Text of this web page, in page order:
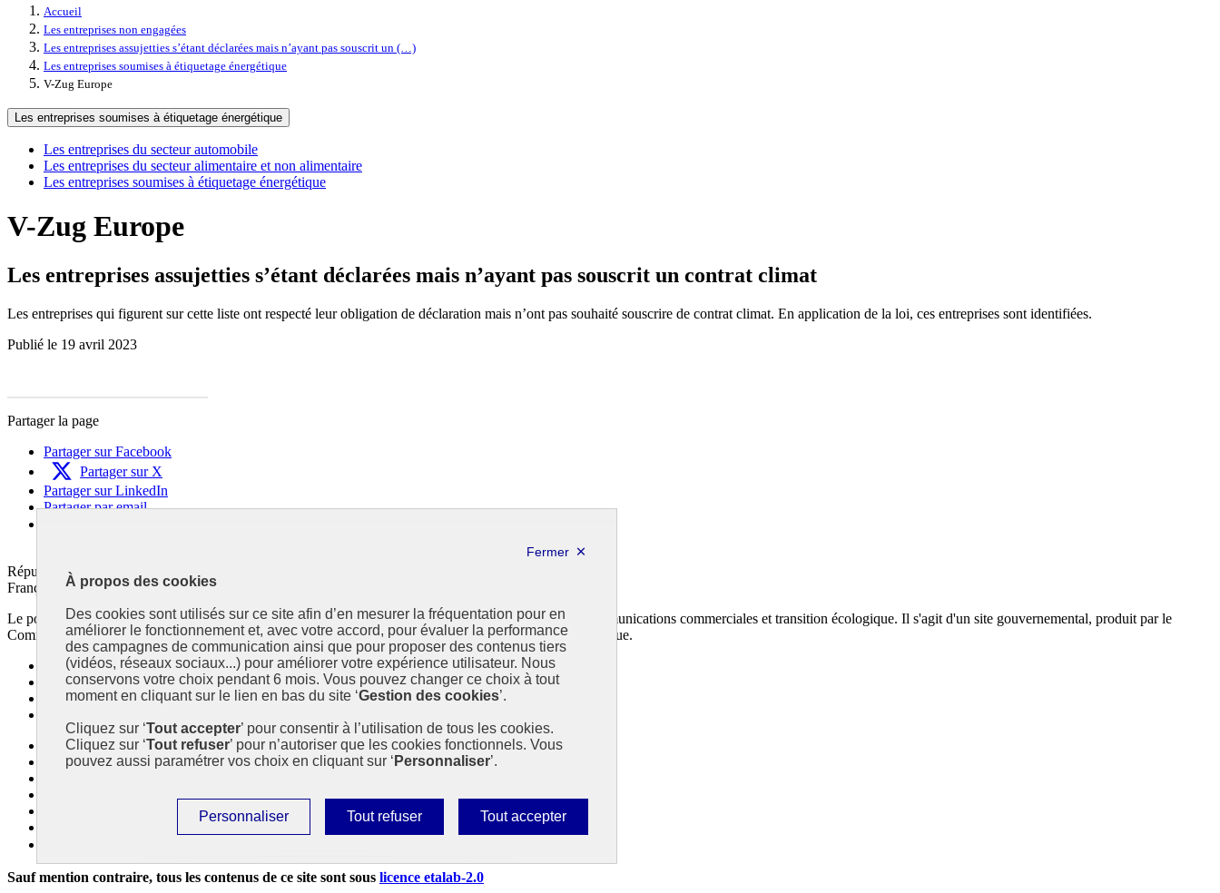
Accueil
Les entreprises non engagées
Les entreprises assujetties s’étant déclarées mais n’ayant pas souscrit un (…)
Les entreprises soumises à étiquetage énergétique
V-Zug Europe
Les entreprises soumises à étiquetage énergétique
Les entreprises du secteur automobile
Les entreprises du secteur alimentaire et non alimentaire
Les entreprises soumises à étiquetage énergétique
V-Zug Europe
Les entreprises assujetties s’étant déclarées mais n’ayant pas souscrit un contrat climat
Les entreprises qui figurent sur cette liste ont respecté leur obligation de déclaration mais n’ont pas souhaité souscrire de contrat climat. En application de la loi, ces entreprises sont identifiées.
Publié le 19 avril 2023
Partager la page
Partager sur Facebook
Partager sur X
Partager sur LinkedIn
Partager par email
République
Française
Le portail est conçu pour être le point d'accès national à la déclaration et au dépôt des contrats climat communications commerciales et transition écologique. Il s'agit d'un site gouvernemental, produit par le
Commissariat général au développement durable (CGDD), direction du ministère de la Transition écologique.
info.gouv.fr- ouvre une nouvelle fenêtre
service-public.fr - ouvre une nouvelle fenêtre
legifrance.gouv.fr/- ouvre une nouvelle fenêtre
Plan du site
Accessibilité : partiellement conforme
Sauf mention contraire, tous les contenus de ce site sont sous licence etalab-2.0
À propos des cookies
Des cookies sont utilisés sur ce site afin d’en mesurer la fréquentation pour en
améliorer le fonctionnement et, avec votre accord, pour évaluer la performance
des campagnes de communication ainsi que pour proposer des contenus tiers
(vidéos, réseaux sociaux...) pour améliorer votre expérience utilisateur. Nous
conservons votre choix pendant 6 mois. Vous pouvez changer ce choix à tout
moment en cliquant sur le lien en bas du site ‘Gestion des cookies’.
Cliquez sur ‘Tout accepter’ pour consentir à l’utilisation de tous les cookies.
Cliquez sur ‘Tout refuser’ pour n’autoriser que les cookies fonctionnels. Vous
pouvez aussi paramétrer vos choix en cliquant sur ‘ Personnaliser’.
Tout accepter
Autoriser
tous
cookies
Tout refuser
Interdire
tous
cookies
Personnaliser
Paramétrer
les